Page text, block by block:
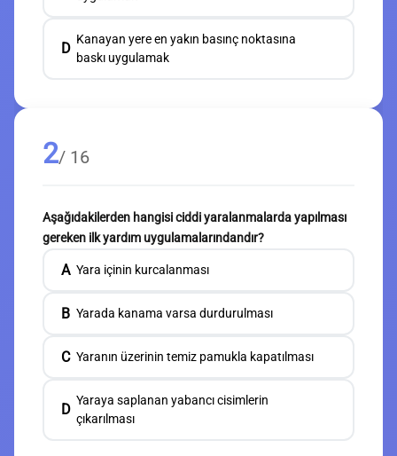
D
Kanayan yere en yakın basınç noktasına
baskı uygulamak
2/ 16
Aşağıdakilerden hangisi ciddi yaralanmalarda yapılması
gereken ilk yardım uygulamalarındandır?
A Yara içinin kurcalanması
B Yarada kanama varsa durdurulması
C Yaranın üzerinin temiz pamukla kapatılması
D
Yaraya saplanan yabancı cisimlerin
çıkarılması